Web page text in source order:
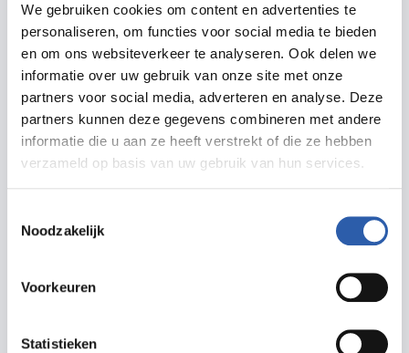
We gebruiken cookies om content en advertenties te
personaliseren, om functies voor social media te bieden
en om ons websiteverkeer te analyseren. Ook delen we
informatie over uw gebruik van onze site met onze
partners voor social media, adverteren en analyse. Deze
partners kunnen deze gegevens combineren met andere
informatie die u aan ze heeft verstrekt of die ze hebben
verzameld op basis van uw gebruik van hun services.
Noodzakelijk
Voorkeuren
Statistieken
Zet in agenda
Routebeschrijving
voorzitter@bijenteeltvereniginghengelo.nl